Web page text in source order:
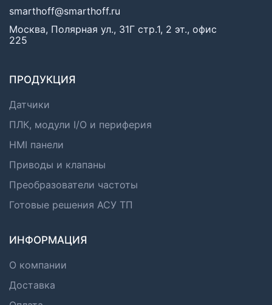
smarthoff@smarthoff.ru
Москва, Полярная ул., 31Г стр.1, 2 эт., офис
225
ПРОДУКЦИЯ
Датчики
ПЛК, модули I/O и периферия
HMI панели
Приводы и клапаны
Преобразователи частоты
Готовые решения АСУ ТП
ИНФОРМАЦИЯ
О компании
Доставка